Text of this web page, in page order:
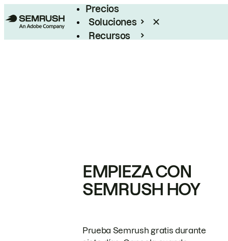
Precios
Soluciones
Recursos
EMPIEZA CON
SEMRUSH HOY
Prueba Semrush gratis durante